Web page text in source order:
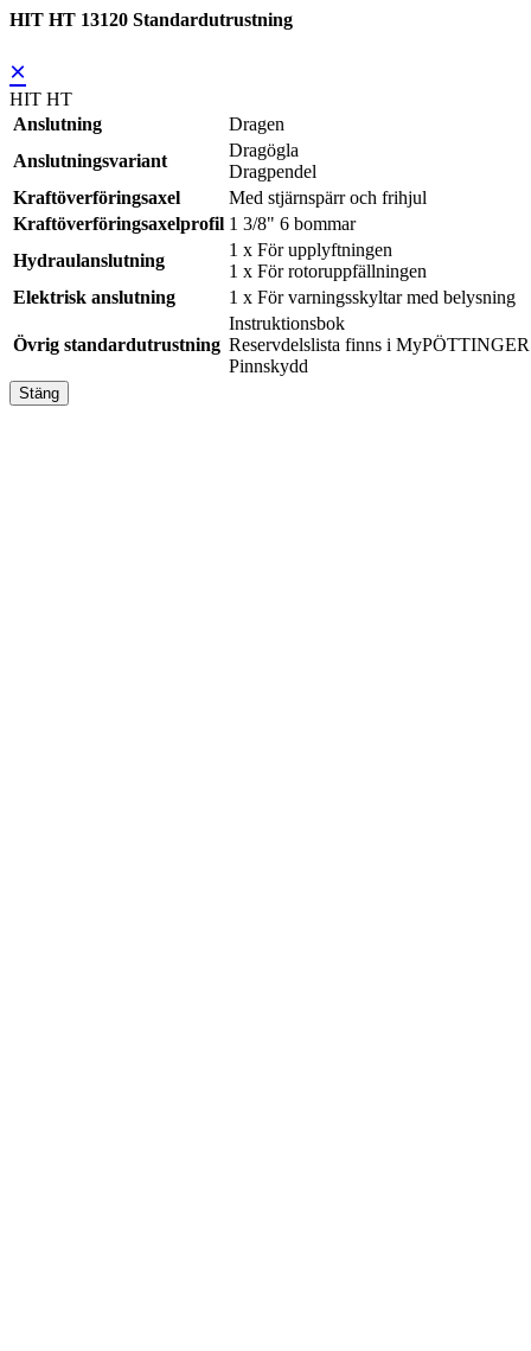
HIT HT 13120 Standardutrustning
×
HIT HT
Anslutning
Dragen
Anslutningsvariant
Dragögla
Dragpendel
Kraftöverföringsaxel
Med stjärnspärr och frihjul
Kraftöverföringsaxelprofil 1 3/8" 6 bommar
Hydraulanslutning
1 x För upplyftningen
1 x För rotoruppfällningen
Elektrisk anslutning
1 x För varningsskyltar med belysning
Övrig standardutrustning
Instruktionsbok
Reservdelslista finns i MyPÖTTINGER
Pinnskydd
Stäng